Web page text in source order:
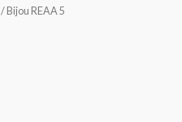
/ Bijou REAA 5